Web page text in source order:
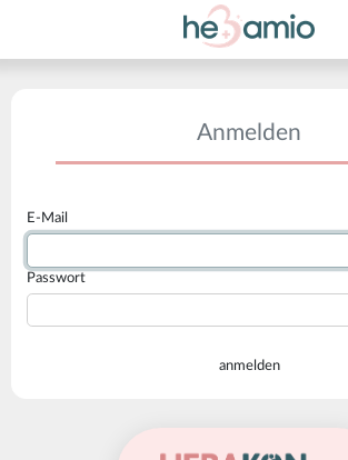
Anmelden
E-Mail
Passwort
anmelden